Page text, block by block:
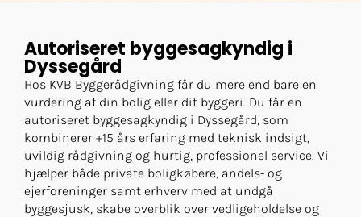
Autoriseret byggesagkyndig i
Dyssegård
Hos KVB Byggerådgivning får du mere end bare en
vurdering af din bolig eller dit byggeri. Du får en
autoriseret byggesagkyndig i Dyssegård, som
kombinerer +15 års erfaring med teknisk indsigt,
uvildig rådgivning og hurtig, professionel service. Vi
hjælper både private boligkøbere, andels- og
ejerforeninger samt erhverv med at undgå
byggesjusk, skabe overblik over vedligeholdelse og